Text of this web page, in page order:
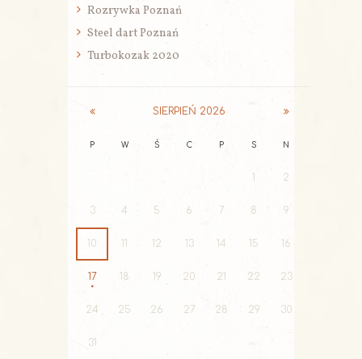
Rozrywka Poznań
Steel dart Poznań
Turbokozak 2020
SIERPIEŃ 2026
P W Ś C P S N
1 2
3 4 5 6 7 8 9
10 11 12 13 14 15 16
17 18 19 20 21 22 23
24 25 26 27 28 29 30
31